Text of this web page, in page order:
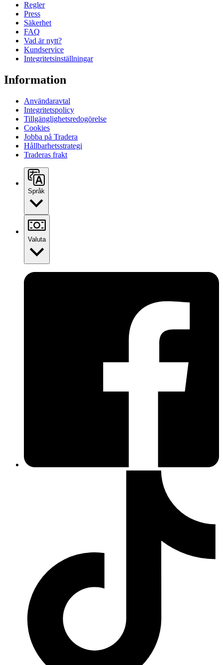
Regler
Press
Säkerhet
FAQ
Vad är nytt?
Kundservice
Integritetsinställningar
Information
Användaravtal
Integritetspolicy
Tillgänglighetsredogörelse
Cookies
Jobba på Tradera
Hållbarhetsstrategi
Traderas frakt
Språk
Valuta